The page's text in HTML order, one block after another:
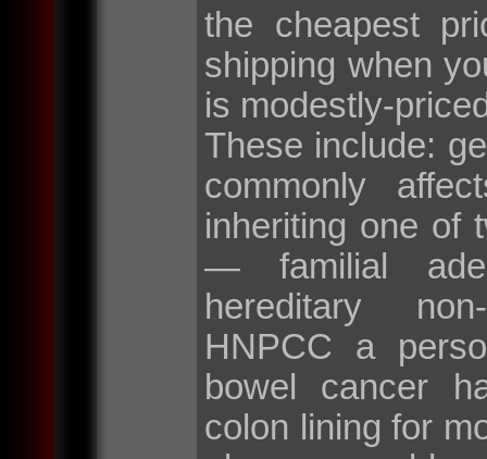
the cheapest
shipping when
is modestly-
These include:
commonly
inheriting one of
— familial
hereditary
HNPCC a
bowel cancer
colon lining for